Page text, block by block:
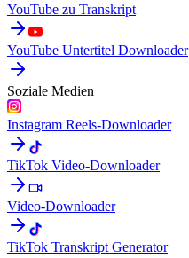
YouTube zu Transkript
YouTube Untertitel Downloader
Soziale Medien
Instagram Reels-Downloader
TikTok Video-Downloader
Video-Downloader
TikTok Transkript Generator